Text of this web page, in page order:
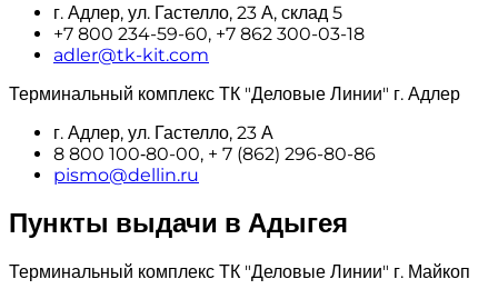
г. Адлер, ул. Гастелло, 23 А, склад 5
+7 800 234-59-60, +7 862 300-03-18
adler@tk-kit.com
Терминальный комплекс ТК "Деловые Линии" г. Адлер
г. Адлер, ул. Гастелло, 23 А
8 800 100‑80-00, + 7 (862) 296-80-86
pismo@dellin.ru
Пункты выдачи в Адыгея
Терминальный комплекс ТК "Деловые Линии" г. Майкоп